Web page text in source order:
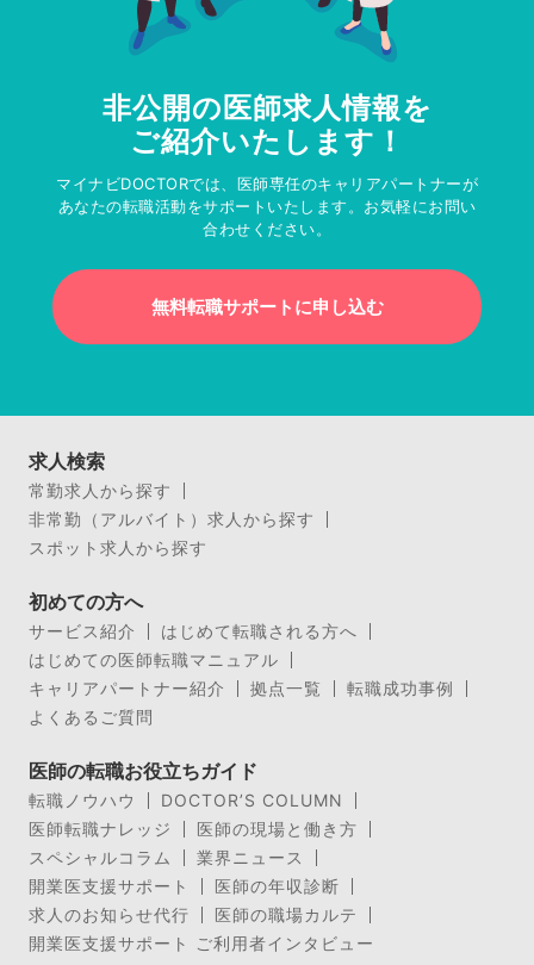
非公開の医師求人情報を
ご紹介いたします！
マイナビDOCTORでは、医師専任のキャリアパートナーが
あなたの転職活動をサポートいたします。お気軽にお問い
合わせください。
無料転職サポートに申し込む
求人検索
常勤求人から探す
非常勤（アルバイト）求人から探す
スポット求人から探す
初めての方へ
サービス紹介
はじめて転職される方へ
はじめての医師転職マニュアル
キャリアパートナー紹介
拠点一覧
転職成功事例
よくあるご質問
医師の転職お役立ちガイド
転職ノウハウ
DOCTOR’S COLUMN
医師転職ナレッジ
医師の現場と働き方
スペシャルコラム
業界ニュース
開業医支援サポート
医師の年収診断
求人のお知らせ代行
医師の職場カルテ
開業医支援サポート ご利用者インタビュー